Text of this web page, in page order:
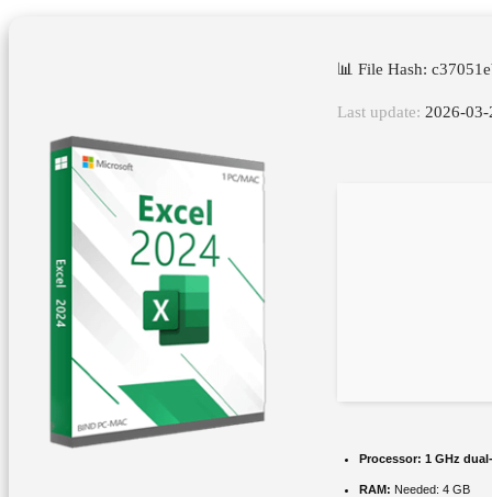
📊 File Hash:
Last update: 2026-03-
Processor: 1 GHz
RAM: Needed: 4 GB